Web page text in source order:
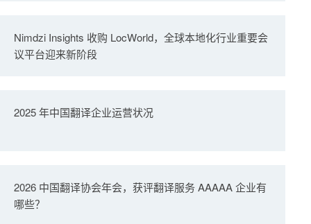
Nimdzi Insights 收购 LocWorld，全球本地化行业重要会
议平台迎来新阶段
2025 年中国翻译企业运营状况
2026 中国翻译协会年会，获评翻译服务 AAAAA 企业有
哪些？